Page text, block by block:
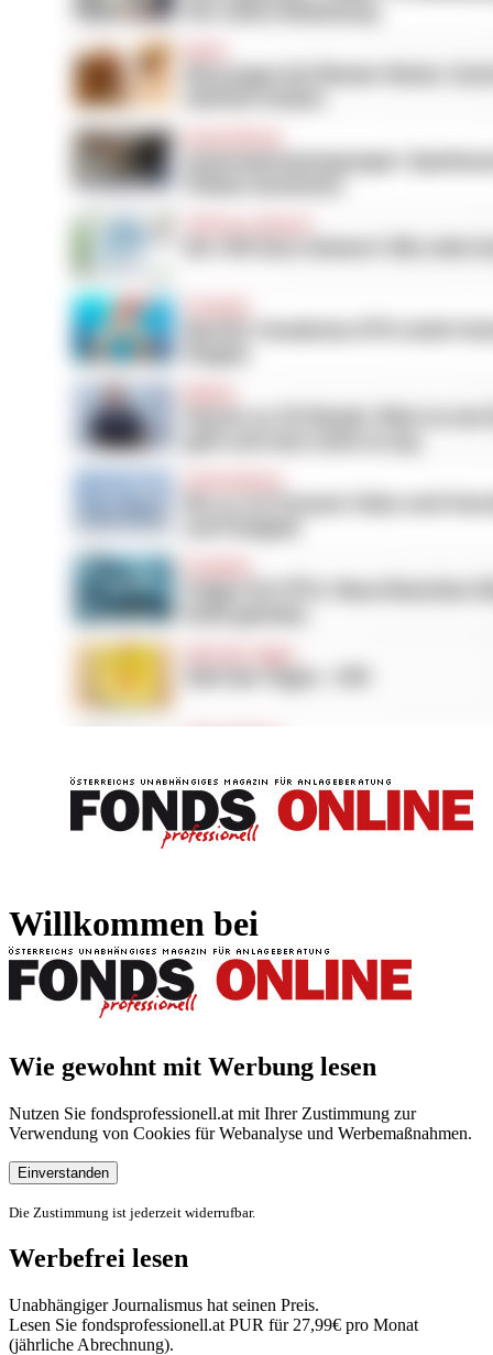
Willkommen bei
Wie gewohnt mit Werbung lesen
Nutzen Sie fondsprofessionell.at mit Ihrer Zustimmung zur
Verwendung von Cookies für Webanalyse und Werbemaßnahmen.
Einverstanden
Die Zustimmung ist jederzeit widerrufbar.
Werbefrei lesen
Unabhängiger Journalismus hat seinen Preis.
Lesen Sie fondsprofessionell.at PUR für 27,99€ pro Monat
(jährliche Abrechnung).